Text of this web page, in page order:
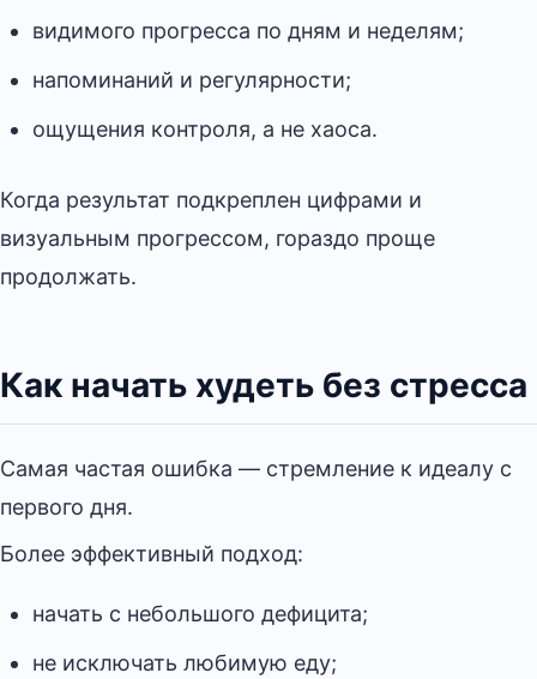
видимого прогресса по дням и неделям;
напоминаний и регулярности;
ощущения контроля, а не хаоса.
Когда результат подкреплен цифрами и
визуальным прогрессом, гораздо проще
продолжать.
Как начать худеть без стресса
Самая частая ошибка — стремление к идеалу с
первого дня.
Более эффективный подход:
начать с небольшого дефицита;
не исключать любимую еду;